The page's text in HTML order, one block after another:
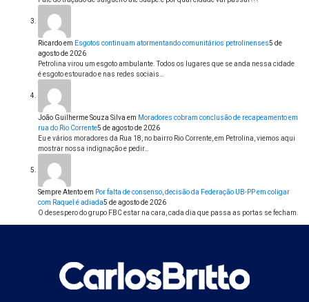
Ricardoem Esgotos continuam atormentando comunitários petrolinenses5 de
agosto de 2026
Petrolina virou um esgoto ambulante. Todos os lugares que se anda nessa cidade
é esgoto estourado e nas redes sociais…
João Guilherme Souza Silva em Moradores cobram conclusão de recapeamento em
rua do Rio Corrente5 de agosto de 2026
Eu e vários moradores da Rua 18, no bairro Rio Corrente, em Petrolina, viemos aqui
mostrar nossa indignação e pedir…
Sempre Atentoem Por falta de consenso, decisão da Federação UB-PP em coligar
com Raquel é adiada5 de agosto de 2026
O desespero do grupo FBC estar na cara, cada dia que passa as portas se fecham.